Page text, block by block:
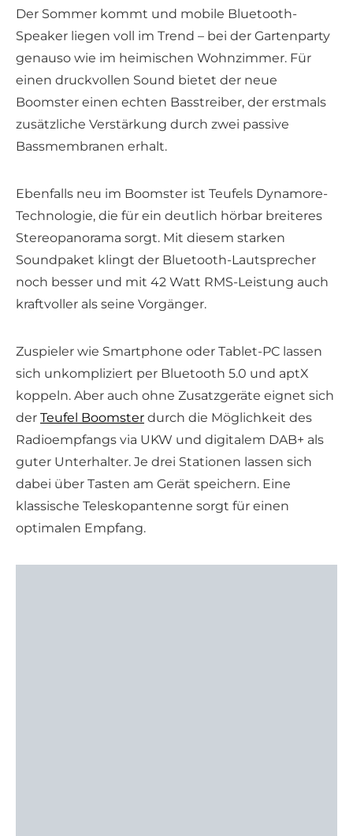
Der Sommer kommt und mobile Bluetooth-
Speaker liegen voll im Trend – bei der Gartenparty
genauso wie im heimischen Wohnzimmer. Für
einen druckvollen Sound bietet der neue
Boomster einen echten Basstreiber, der erstmals
zusätzliche Verstärkung durch zwei passive
Bassmembranen erhalt.
Ebenfalls neu im Boomster ist Teufels Dynamore-
Technologie, die für ein deutlich hörbar breiteres
Stereopanorama sorgt. Mit diesem starken
Soundpaket klingt der Bluetooth-Lautsprecher
noch besser und mit 42 Watt RMS-Leistung auch
kraftvoller als seine Vorgänger.
Zuspieler wie Smartphone oder Tablet-PC lassen
sich unkompliziert per Bluetooth 5.0 und aptX
koppeln. Aber auch ohne Zusatzgeräte eignet sich
der Teufel Boomster durch die Möglichkeit des
Radioempfangs via UKW und digitalem DAB+ als
guter Unterhalter. Je drei Stationen lassen sich
dabei über Tasten am Gerät speichern. Eine
klassische Teleskopantenne sorgt für einen
optimalen Empfang.